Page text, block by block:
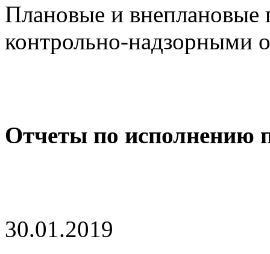
Плановые и внеплановые
контрольно-надзорными
Отчеты по исполнению
30.01.2019